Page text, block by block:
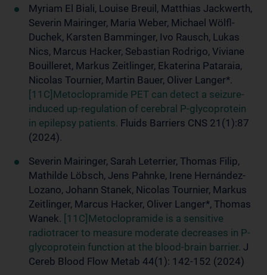
Myriam El Biali, Louise Breuil, Matthias Jackwerth,
Severin Mairinger, Maria Weber, Michael Wölfl-
Duchek, Karsten Bamminger, Ivo Rausch, Lukas
Nics, Marcus Hacker, Sebastian Rodrigo, Viviane
Bouilleret, Markus Zeitlinger, Ekaterina Pataraia,
Nicolas Tournier, Martin Bauer, Oliver Langer*.
[11C]Metoclopramide PET can detect a seizure-
induced up-regulation of cerebral P-glycoprotein
in epilepsy patients. Fluids Barriers CNS 21(1):87
(2024).
Severin Mairinger, Sarah Leterrier, Thomas Filip,
Mathilde Löbsch, Jens Pahnke, Irene Hernández-
Lozano, Johann Stanek, Nicolas Tournier, Markus
Zeitlinger, Marcus Hacker, Oliver Langer*, Thomas
Wanek. [11C]Metoclopramide is a sensitive
radiotracer to measure moderate decreases in P-
glycoprotein function at the blood-brain barrier. J
Cereb Blood Flow Metab 44(1): 142-152 (2024)